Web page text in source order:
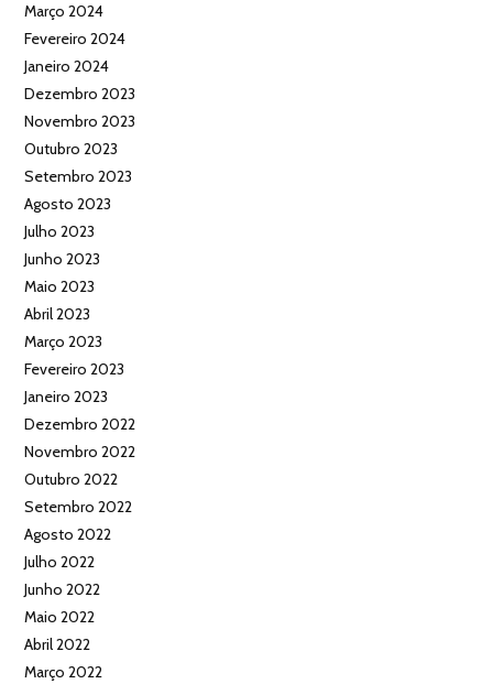
Março 2024
Fevereiro 2024
Janeiro 2024
Dezembro 2023
Novembro 2023
Outubro 2023
Setembro 2023
Agosto 2023
Julho 2023
Junho 2023
Maio 2023
Abril 2023
Março 2023
Fevereiro 2023
Janeiro 2023
Dezembro 2022
Novembro 2022
Outubro 2022
Setembro 2022
Agosto 2022
Julho 2022
Junho 2022
Maio 2022
Abril 2022
Março 2022